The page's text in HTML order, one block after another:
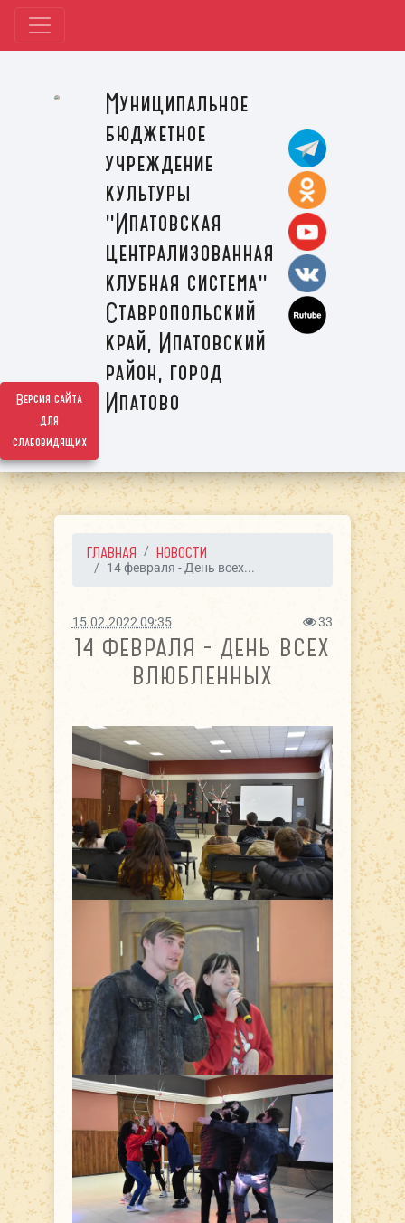
Версия сайта
для
слабовидящих
Муниципальное
бюджетное
учреждение
культуры
"Ипатовская
централизованная
клубная система"
Ставропольский
край, Ипатовский
район, город
Ипатово
ГЛАВНАЯ НОВОСТИ
14 февраля - День всех...
15.02.2022 09:35 33
14 ФЕВРАЛЯ - ДЕНЬ ВСЕХ
ВЛЮБЛЕННЫХ